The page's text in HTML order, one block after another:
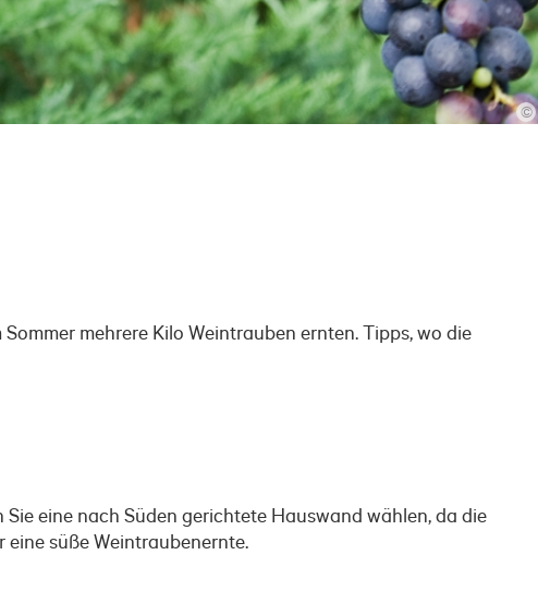
©
mehrere Kilo Weintrauben ernten. Tipps, wo die
eine nach Süden gerichtete Hauswand wählen, da die
süße Weintraubenernte.